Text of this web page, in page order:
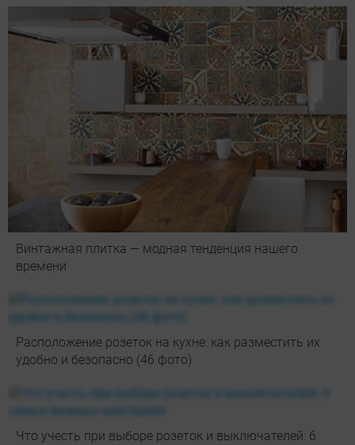
Винтажная плитка — модная тенденция нашего
времени
Расположение розеток на кухне: как разместить их
удобно и безопасно (46 фото)
Что учесть при выборе розеток и выключателей: 6